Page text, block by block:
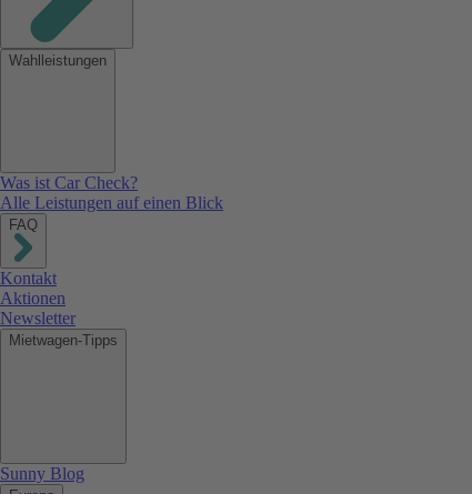
Wahlleistungen
Was ist Car Check?
Alle Leistungen auf einen Blick
FAQ
Kontakt
Aktionen
Newsletter
Mietwagen-Tipps
Sunny Blog